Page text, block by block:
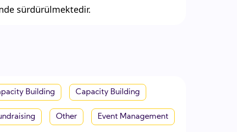
sürdürülmektedir.
Building Capacity Building
Other Event Management